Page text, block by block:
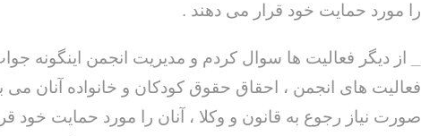
را مورد حمایت خود قرار می دهند .
از دیگر فعالیت ها سوال کردم و مدیریت انجمن اینگونه
فعالیت های انجمن ، احقاق حقوق کودکان و خانواده آنان می
صورت نیاز رجوع به قانون و وکلا ، آنان را مورد حمایت خود